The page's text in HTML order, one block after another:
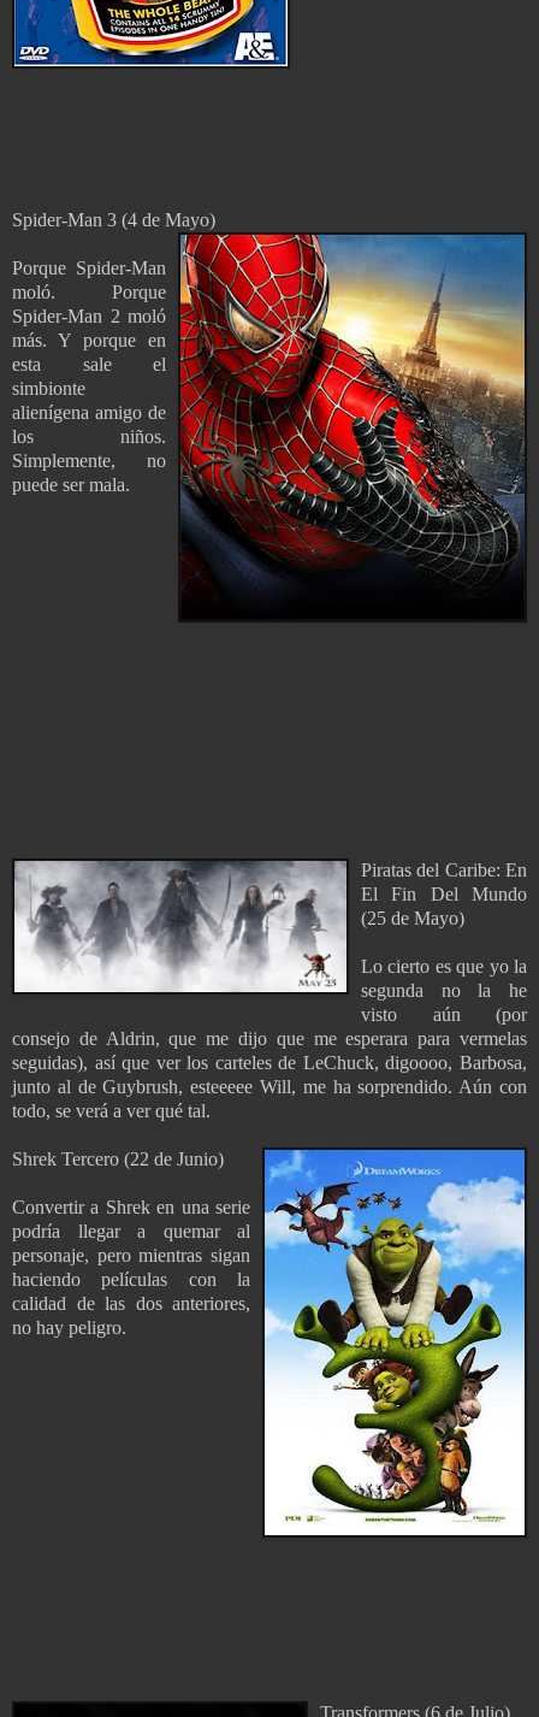
Spider-Man 3 (4 de Mayo)
Porque Spider-Man
moló. Porque
Spider-Man 2 moló
más. Y porque en
esta sale el
simbionte
alienígena amigo de
los niños.
Simplemente, no
puede ser mala.
Piratas del Caribe: En
El Fin Del Mundo
(25 de Mayo)
Lo cierto es que yo la
segunda no la he
visto aún (por
consejo de Aldrin, que me dijo que me esperara para vermelas
seguidas), así que ver los carteles de LeChuck, digoooo, Barbosa,
junto al de Guybrush, esteeeee Will, me ha sorprendido. Aún con
todo, se verá a ver qué tal.
Shrek Tercero (22 de Junio)
Convertir a Shrek en una serie
podría llegar a quemar al
personaje, pero mientras sigan
haciendo películas con la
calidad de las dos anteriores,
no hay peligro.
Transformers (6 de Julio)